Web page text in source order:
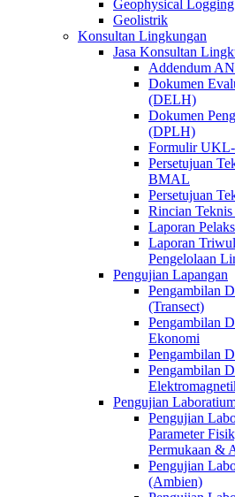
Geophysical Logging
Geolistrik
Konsultan Lingkungan
Jasa Konsultan
Addendum
Dokumen
(DELH)
Dokumen
(DPLH)
Formulir
Persetujuan
BMAL
Persetujuan
Rincian
Laporan
Laporan
Pengelolaan
Pengujian Lapangan
Pengambilan
(Transect)
Pengambilan
Ekonomi
Pengambilan
Pengambilan
Pengujian
Pengujian
Parameter
Permukaan &
Pengujian
(Ambien)